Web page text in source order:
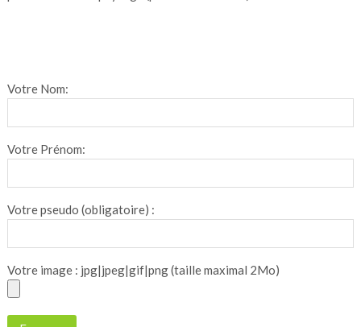
Votre Nom:
Votre Prénom:
Votre pseudo (obligatoire) :
Votre image : jpg|jpeg|gif|png (taille maximal 2Mo)